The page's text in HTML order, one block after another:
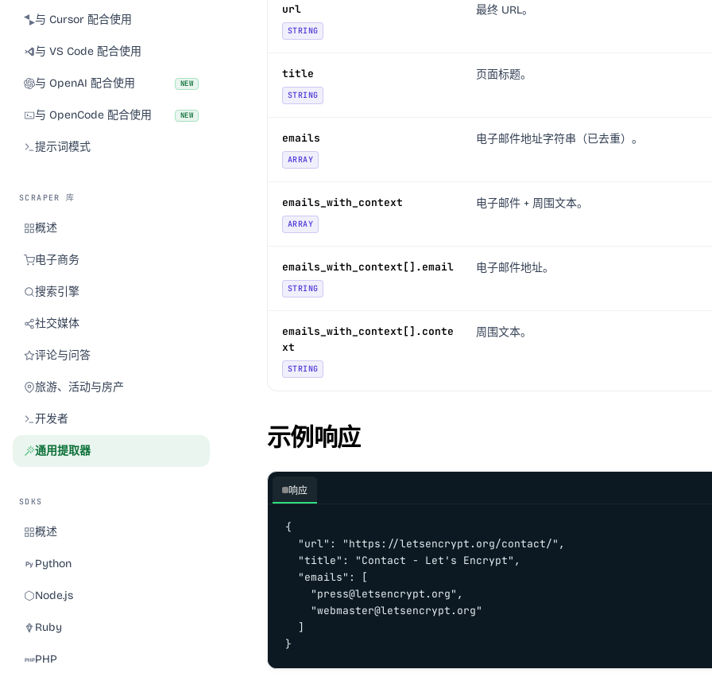
与 Cursor 配合使用
与 VS Code 配合使用
与 OpenAI 配合使用 NEW
与 OpenCode 配合使用 NEW
提示词模式
SCRAPER 库
概述
电子商务
搜索引擎
社交媒体
评论与问答
旅游、活动与房产
开发者
通用提取器
SDKS
概述
Python
Node.js
Ruby
PHP
url
STRING
最终 URL。
title
STRING
页面标题。
emails
ARRAY
电子邮件地址字符串（已去重）。
emails_with_context
ARRAY
电子邮件 + 周围文本。
emails_with_context[].email
STRING
电子邮件地址。
emails_with_context[].conte
xt
STRING
周围文本。
示例响应
响应
{
  "url": "https://letsencrypt.org/contact/",
  "title": "Contact - Let's Encrypt",
  "emails": [
    "
press@letsencrypt.org",
    "
webmaster@letsencrypt.org"
  ]
}